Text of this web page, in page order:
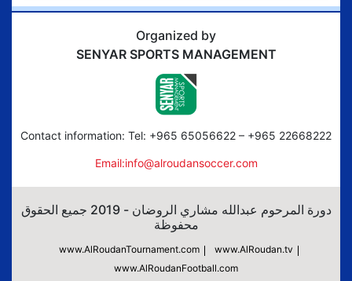
Organized by
SENYAR SPORTS MANAGEMENT
Contact information: Tel: +965 65056622 – +965 22668222
Email:info@alroudansoccer.com
دورة المرحوم عبدالله مشاري الروضان - 2019 جميع الحقوق
محفوظة
www.AlRoudanTournament.com
www.AlRoudan.tv
www.AlRoudanFootball.com